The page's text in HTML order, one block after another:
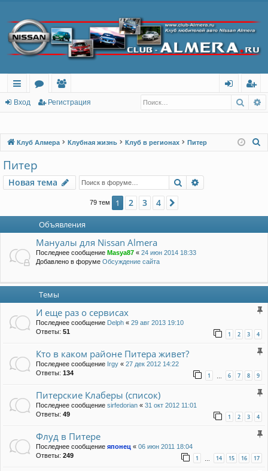
с
лк
о
м
ол
ов
ел
ег
тр
Вход Регистрация
Клуб Алмера Клубная жизнь Клуб в регионах Питер
Питер
Новая тема Поиск
79 тем 1 2 3 4
Объявления
Мануалы для Nissan Almera
Последнее сообщение Masya87 « 24 июн 2014 18:33
Добавлено в форуме Обсуждение сайта
Темы
И еще раз о сервисах
Последнее сообщение Delph « 29 авг 2013 19:10
Ответы: 51 1 2 3 4
Кто в каком районе Питера живет?
Последнее сообщение Irgy « 27 дек 2012 14:22
Ответы: 134 1 6 7 8 9
Питерские Клаберы (список)
Последнее сообщение sirfedorian « 31 окт 2012 11:01
Ответы: 49 1 2 3 4
Флуд в Питере
Последнее сообщение японец « 06 июн 2011 18:04
Ответы: 249 1 … 14 15 16 17